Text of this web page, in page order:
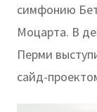
симфонию
Моцарта. В
Перми
сайд-